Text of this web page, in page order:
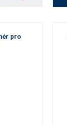
pro